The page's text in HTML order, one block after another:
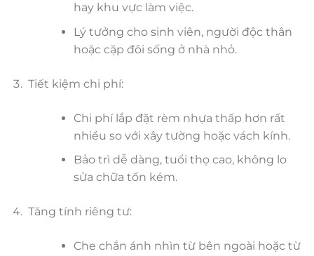
hay khu vực làm việc.
Lý tưởng cho sinh viên, người độc thân
hoặc cặp đôi sống ở nhà nhỏ.
Tiết kiệm chi phí:
Chi phí lắp đặt rèm nhựa thấp hơn rất
nhiều so với xây tường hoặc vách kính.
Bảo trì dễ dàng, tuổi thọ cao, không lo
sửa chữa tốn kém.
Tăng tính riêng tư:
Che chắn ánh nhìn từ bên ngoài hoặc từ